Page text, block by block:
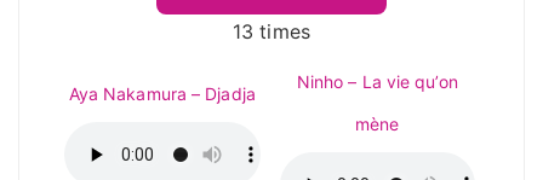
13 times
Aya Nakamura – Djadja
Ninho – La vie qu’on
mène